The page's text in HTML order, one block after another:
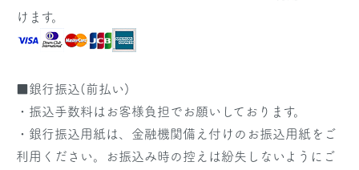
けます。
■銀行振込(前払い)
・振込手数料はお客様負担でお願いしております。
・銀行振込用紙は、金融機関備え付けのお振込用紙をご
利用ください。お振込み時の控えは紛失しないようにご